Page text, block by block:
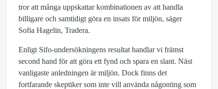
tror att många uppskattar kombinationen av att handla
billigare och samtidigt göra en insats för miljön, säger
Sofia Hagelin, Tradera.
Enligt Sifo-undersökningens resultat handlar vi främst
second hand för att göra ett fynd och spara en slant. Näst
vanligaste anledningen är miljön. Dock finns det
fortfarande skeptiker som inte vill använda någonting som